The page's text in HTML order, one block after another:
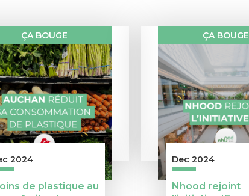
ÇA BOUGE
2024
de plastique au
ÇA BOUGE
Dec 2024
Nhood rejoint